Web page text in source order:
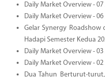
Daily Market Overview - 07
Daily Market Overview - 06
Gelar Synergy Roadshow
Hadapi Semester Kedua
Daily Market Overview - 03
Daily Market Overview - 02
Dua Tahun Berturut-